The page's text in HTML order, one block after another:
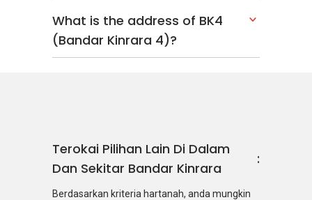
What is the address of BK4
(Bandar Kinrara 4)?
Terokai Pilihan Lain Di Dalam
Dan Sekitar Bandar Kinrara
Berdasarkan kriteria hartanah, anda mungkin